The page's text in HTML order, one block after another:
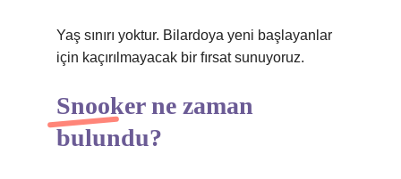
Yaş sınırı yoktur. Bilardoya yeni başlayanlar
için kaçırılmayacak bir fırsat sunuyoruz.
Snooker ne zaman
bulundu?